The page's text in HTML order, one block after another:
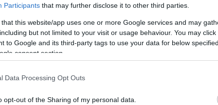
Participants that may further disclose it to other third parties.
that this website/app uses one or more Google services and may
but not limited to your visit or usage behaviour. You may
to Google and its third-party tags to use your data for below
consent section.
Data Processing Opt Outs
opt-out of the Sharing of my personal data.
για κατάθεση τον σύντροφο της Αναστάζια
μηνύματα στο κινητό της